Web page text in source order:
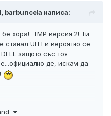
barbuncela написа:
хора! TMP версия 2! Ти
UEFI и вероятно се
защото със тоя
де, искам да